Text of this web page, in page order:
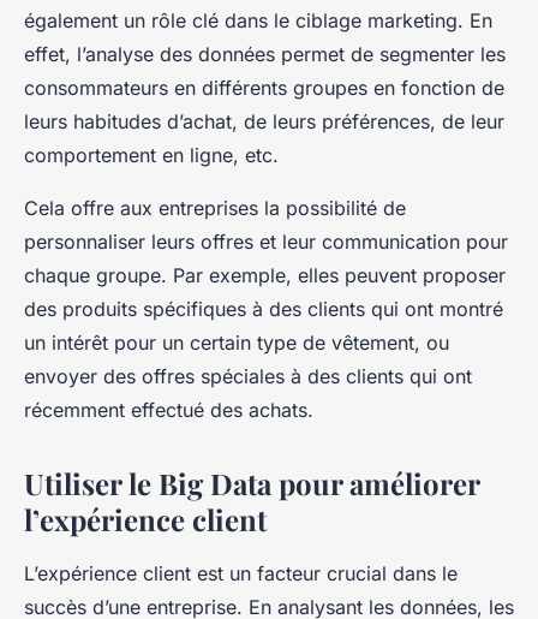
également un rôle clé dans le ciblage marketing. En
effet, l’analyse des données permet de segmenter les
consommateurs en différents groupes en fonction de
leurs habitudes d’achat, de leurs préférences, de leur
comportement en ligne, etc.
Cela offre aux entreprises la possibilité de
personnaliser leurs offres et leur communication pour
chaque groupe. Par exemple, elles peuvent proposer
des produits spécifiques à des clients qui ont montré
un intérêt pour un certain type de vêtement, ou
envoyer des offres spéciales à des clients qui ont
récemment effectué des achats.
Utiliser le Big Data pour améliorer
l’expérience client
L’expérience client est un facteur crucial dans le
succès d’une entreprise. En analysant les données, les